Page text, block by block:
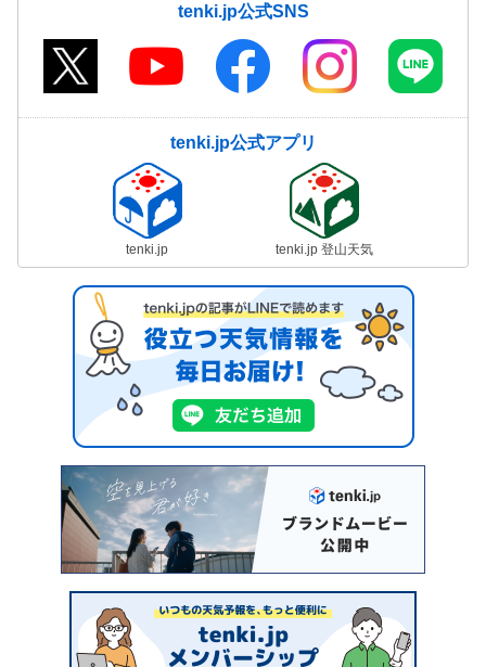
tenki.jp公式SNS
tenki.jp公式アプリ
tenki.jp tenki.jp 登山天気